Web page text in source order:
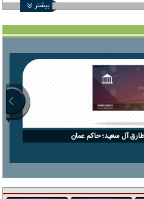
بیشتر
آل سعید؛ حاکم عمان